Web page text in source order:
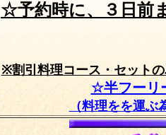
☆予約時に、３日前
※割引料理コース・セット
☆半フーリ
（料理をを運ぶ